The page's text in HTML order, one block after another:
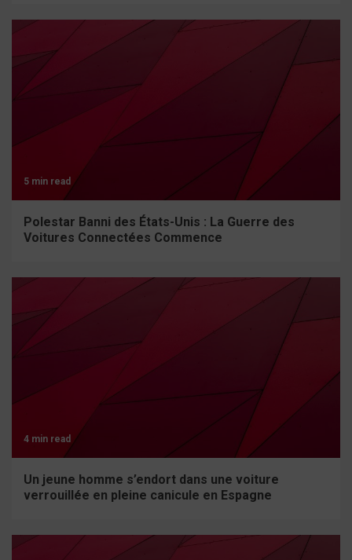
5 min read
Polestar Banni des États-Unis : La Guerre des
Voitures Connectées Commence
4 min read
Un jeune homme s’endort dans une voiture
verrouillée en pleine canicule en Espagne